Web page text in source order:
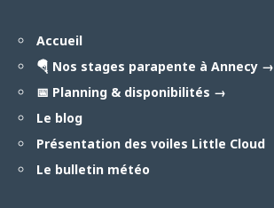
Accueil
🪂 Nos stages parapente à Annecy →
📅 Planning & disponibilités →
Le blog
Présentation des voiles Little Cloud
Le bulletin météo